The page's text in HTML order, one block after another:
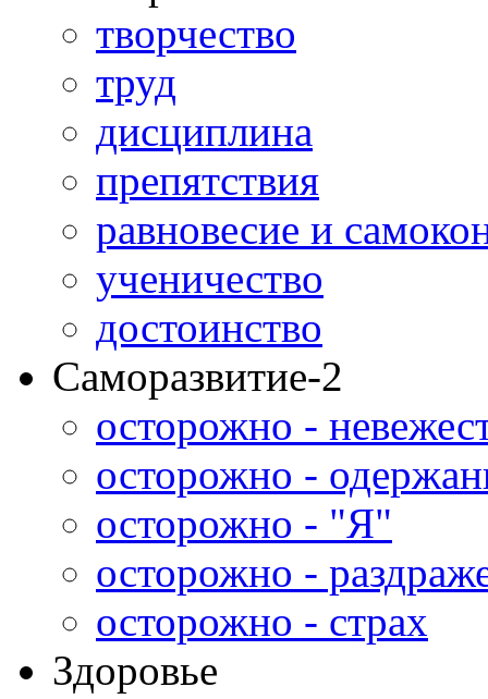
творчество
труд
дисциплина
препятствия
равновесие и
ученичество
достоинство
Саморазвитие-2
осторожно -
осторожно -
осторожно - "Я"
осторожно -
осторожно - страх
Здоровье